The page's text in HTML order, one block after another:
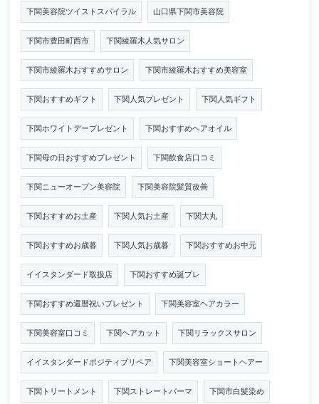
下関美容院ツイストスパイラル 山口県下関市美容院
下関市豊田町西市 下関綾羅木人気サロン
下関市綾羅木おすすめサロン 下関市綾羅木おすすめ美容室
下関おすすめギフト 下関人気プレゼント 下関人気ギフト
下関ホワイトデープレゼント 下関おすすめヘアオイル
下関母の日おすすめプレゼント 下関飲食店口コミ
下関ニューオープン美容院 下関美容院髪質改善
下関おすすめお土産 下関人気お土産 下関大丸
下関おすすめお歳暮 下関人気お歳暮 下関おすすめお中元
イイスタンダード取扱店 下関おすすめ誕プレ
下関おすすめ還暦祝いプレゼント 下関美容室ヘアカラー
下関美容室口コミ 下関ヘアカット 下関リラックスサロン
イイスタンダードポジティブリペア 下関美容室ショートヘアー
下関トリートメント 下関ストレートパーマ 下関市白髪染め